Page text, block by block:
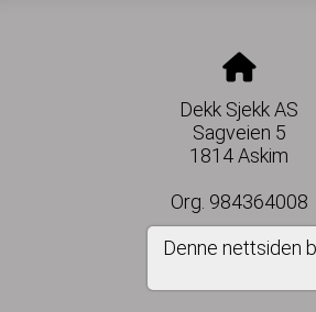
Dekk Sjekk AS
Sagveien 5
1814 Askim
Org. 984364008
Denne nettsiden